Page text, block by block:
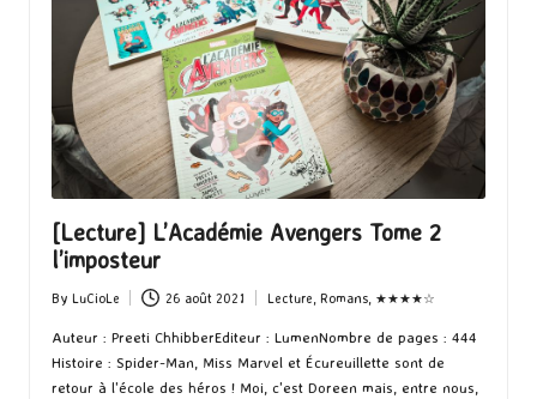
[Lecture] L’Académie Avengers Tome 2
l’imposteur
Posted
by
By LuCioLe 26 août 2021
Posted
in
Lecture Romans, ★★★★☆
Auteur : Preeti ChhibberEditeur : LumenNombre de pages : 444
Histoire : Spider-Man, Miss Marvel et Écureuillette sont de
retour à l'école des héros ! Moi, c'est Doreen mais, entre nous,